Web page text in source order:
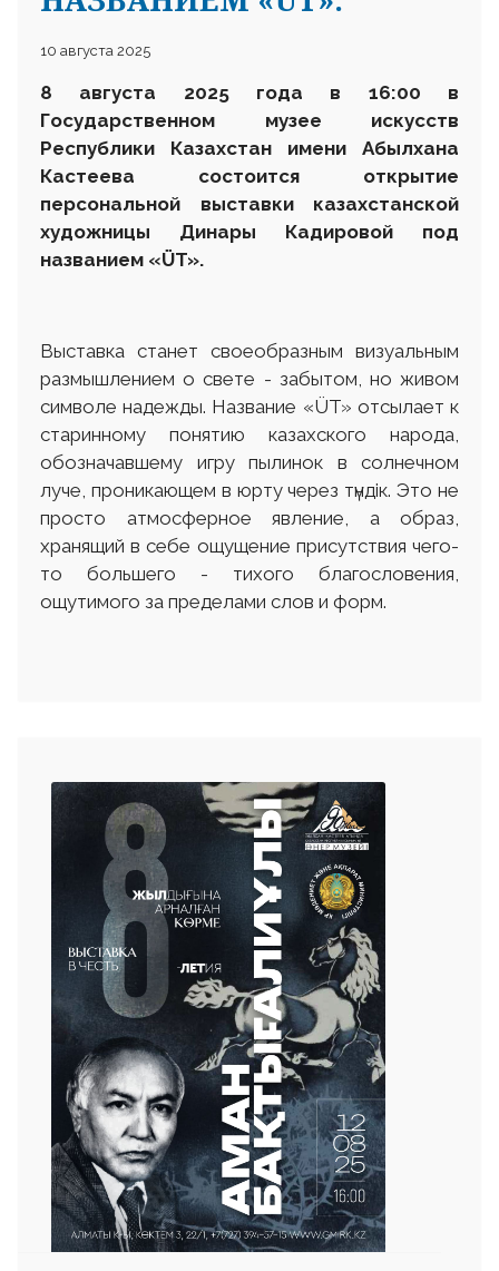
10 августа 2025
8 августа 2025 года в 16:00 в
Государственном музее искусств
Республики Казахстан имени Абылхана
Кастеева состоится открытие
персональной выставки казахстанской
художницы Динары Кадировой под
названием «ÜT».
Выставка станет своеобразным визуальным
размышлением о свете - забытом, но живом
символе надежды. Название «ÜT» отсылает к
старинному понятию казахского народа,
обозначавшему игру пылинок в солнечном
луче, проникающем в юрту через түндiк. Это не
просто атмосферное явление, а образ,
хранящий в себе ощущение присутствия чего-
то большего - тихого благословения,
ощутимого за пределами слов и форм.